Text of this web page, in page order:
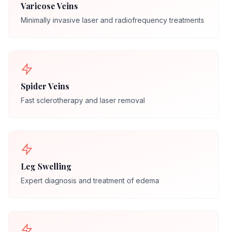
Varicose Veins
Minimally invasive laser and radiofrequency treatments
Spider Veins
Fast sclerotherapy and laser removal
Leg Swelling
Expert diagnosis and treatment of edema